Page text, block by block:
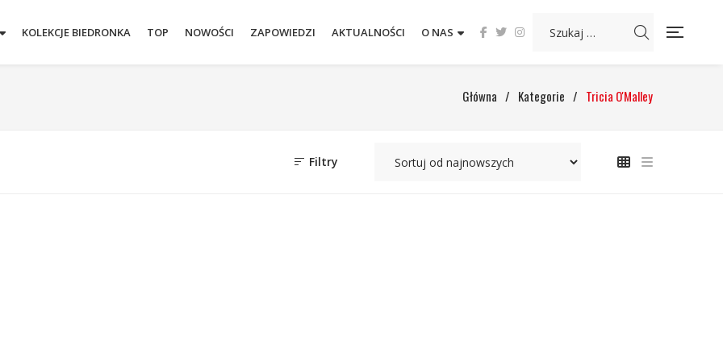
KOLEKCJE BIEDRONKA TOP NOWOŚCI ZAPOWIEDZI AKTUALNOŚCI O NAS
Główna / Kategorie / Tricia O'Malley
Filtry